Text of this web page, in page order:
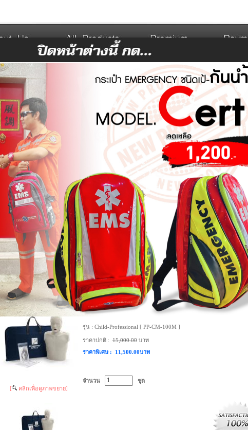
หุ่นสาธิตการสอนฟื้นคืนชีพ [ CPR MANIKIN]
หุ่นซีพีอาร์ ( CPR ) เด็กโต - ครึ่งตัว (ไม่มีแขน) [พร้อมไฟแสดงผล]
[ คลิกเพื่อดูภาพขยาย]
รหัส :48-5141-1
ยี่ห้อ :PRESTAN® U.S.A.
รุ่น : Child-Professional [ PP-CM-100M ]
ราคาปกติ : 15,000.00บาท
ราคาพิเศษ :
11,500.00บาท
จำนวน ชุด